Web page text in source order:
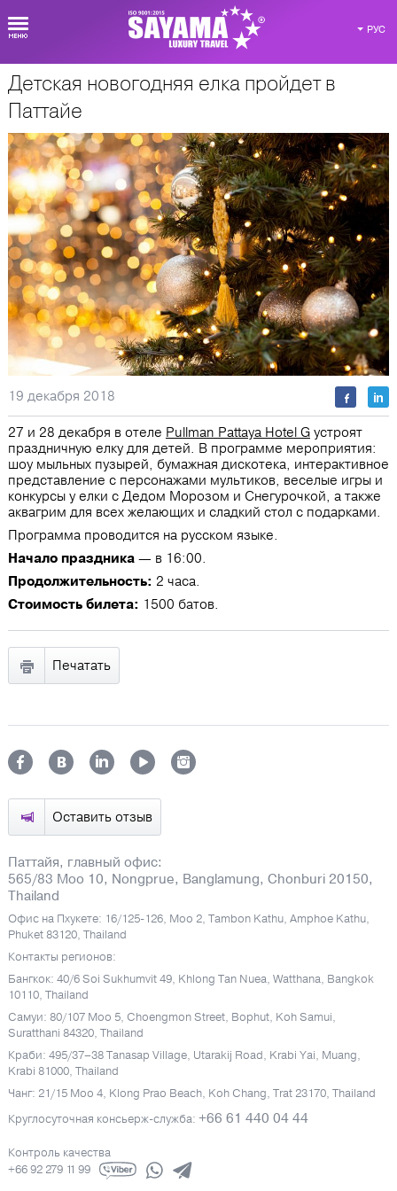
РУС
О Таиланде
Оставить отзыв
Паттайя, главный офис:
565/83 Moo 10, Nongprue, Banglamung, Chonburi 20150,
Thailand
Офис на Пхукете: 16/125-126, Moo 2, Tambon Kathu, Amphoe Kathu,
Phuket 83120, Thailand
Контакты регионов:
Бангкок: 40/6 Soi Sukhumvit 49, Khlong Tan Nuea, Watthana, Bangkok
10110, Thailand
Самуи: 80/107 Moo 5, Choengmon Street, Bophut, Koh Samui,
Suratthani 84320, Thailand
Краби: 495/37–38 Tanasap Village, Utarakij Road, Krabi Yai, Muang,
Krabi 81000, Thailand
Чанг: 21/15 Moo 4, Klong Prao Beach, Koh Chang, Trat 23170, Thailand
Круглосуточная консьерж-служба: +66 61 440 04 44
Контроль качества
+66 92 279 11 99
Детская новогодняя елка пройдет в
Паттайе
19 декабря 2018
27 и 28 декабря в отеле Pullman Pattaya Hotel G устроят
праздничную елку для детей. В программе мероприятия:
шоу мыльных пузырей, бумажная дискотека, интерактивное
представление с персонажами мультиков, веселые игры и
конкурсы у елки с Дедом Морозом и Снегурочкой, а также
аквагрим для всех желающих и сладкий стол с подарками.
Программа проводится на русском языке.
Начало праздника ― в 16:00.
Продолжительность: 2 часа.
Стоимость билета: 1500 батов.
Печатать